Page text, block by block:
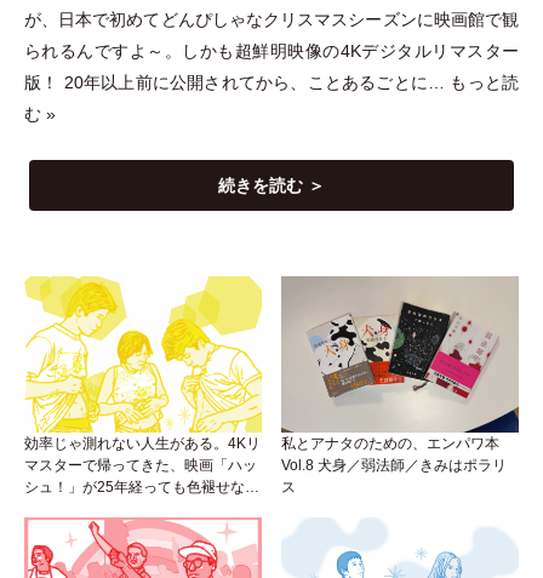
が、日本で初めてどんぴしゃなクリスマスシーズンに映画館で観
られるんですよ～。しかも超鮮明映像の4Kデジタルリマスター
版！ 20年以上前に公開されてから、ことあるごとに…
もっと読
む »
続きを読む ＞
効率じゃ測れない人生がある。4Kリ
マスターで帰ってきた、映画「ハッ
シュ！」が25年経っても色褪せない
私とアナタのための、エンパワ本
Vol.8 犬身／弱法師／きみはポラリ
ス